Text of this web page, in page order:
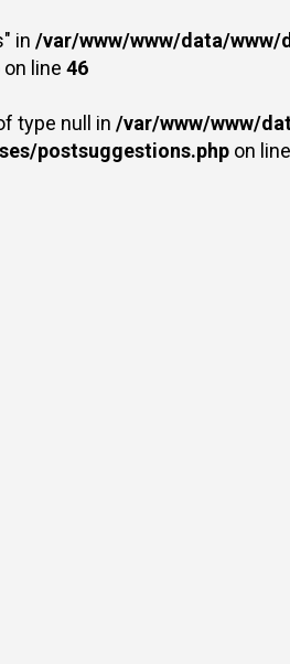
in /var/www/www/data/
on line 46
type null in /var/www/www/
postsuggestions.phpon line